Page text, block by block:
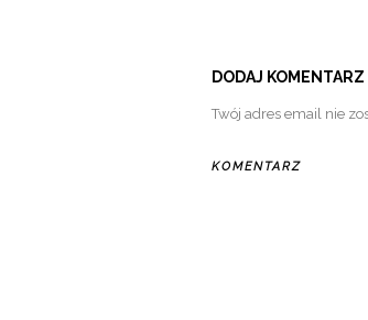
DODAJ KOMENTARZ
Twój adres email nie
KOMENTARZ